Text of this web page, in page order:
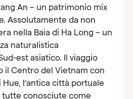
An – un patrimonio mix
Assolutamente da non
nella Baia di Ha Long – un
naturalistica
est asiatico. Il viaggio
il Centro del Vietnam con
l’antica città portuale
tutte conosciute come